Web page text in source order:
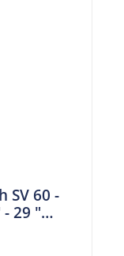
SV 60 -
29 "